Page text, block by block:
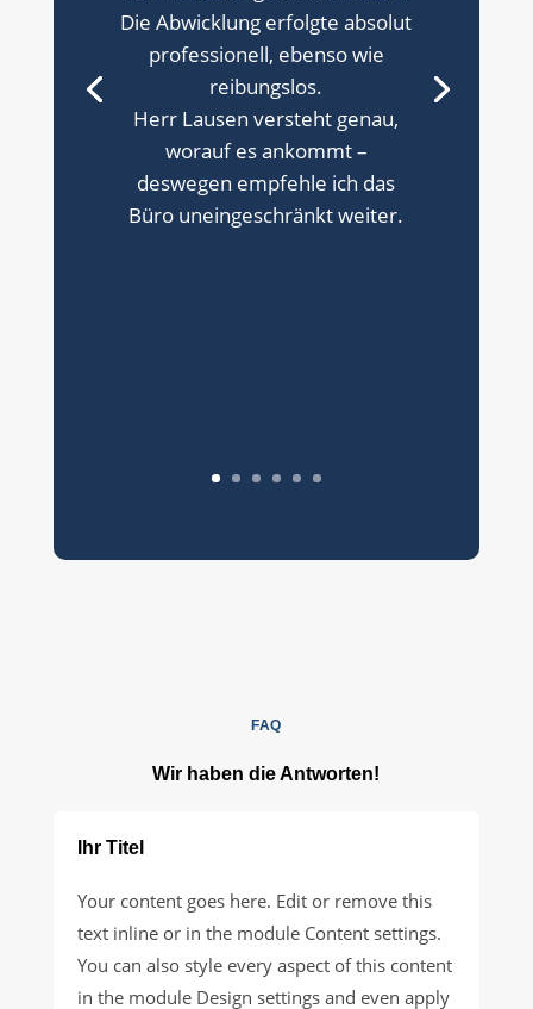
Gutachter gern wieder. Auch
Freunde haben ähnlich positive
Erfahrungen gemacht. Sie
waren bereits bei ihm.
Meine Anwältin fand das
Gutachten sehr gut; es
entsprach den üblichen
Gutachter. Eine klare
FAQ
Wir haben die Antworten!
Ihr Titel
Your content goes here. Edit or remove this
text inline or in the module Content settings.
You can also style every aspect of this content
in the module Design settings and even apply